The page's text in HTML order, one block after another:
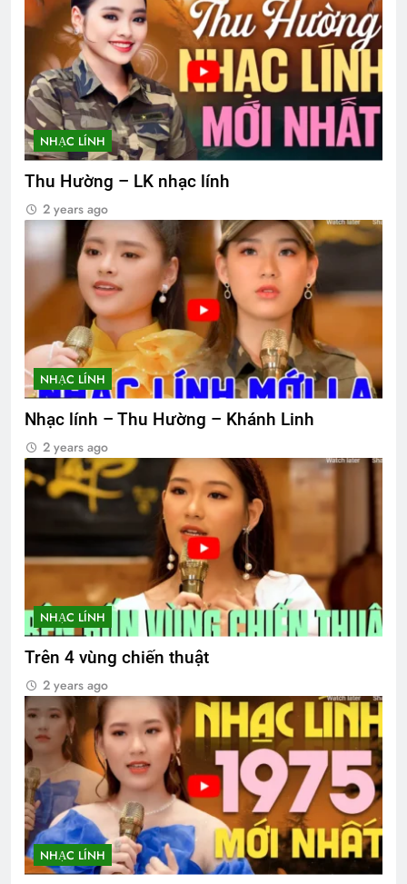
NHẠC LÍNH
Thu Hường – LK nhạc lính
2 years ago
NHẠC LÍNH
Nhạc lính – Thu Hường – Khánh Linh
2 years ago
NHẠC LÍNH
Trên 4 vùng chiến thuật
2 years ago
NHẠC LÍNH